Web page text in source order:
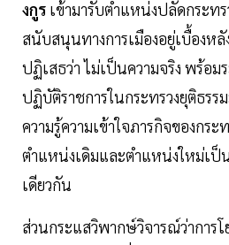
งกูร เข้ามารับตำแหน่งปลัดกระทร
สนับสนุนทางการเมืองอยู่เบื้อง
ปฏิเสธว่า ไม่เป็นความจริง พร้อม
ปฏิบัติราชการในกระทรวงยุติธร
ความรู้ความเข้าใจภารกิจของกระ
ตำแหน่งเดิมและตำแหน่งใหม่เป็
เดียวกัน
ส่วนกระแสวิพากษ์วิจารณ์ว่าการ